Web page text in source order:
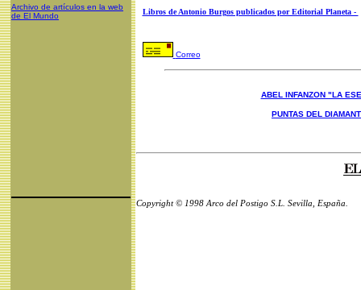
Archivo de artículos en la web
de El Mundo
Libros de Antonio Burgos publicados por Editorial Planeta -
Correo
ABEL INFANZON "LA
PUNTAS DEL
Copyright © 1998 Arco del Postigo S.L. Sevilla, España.